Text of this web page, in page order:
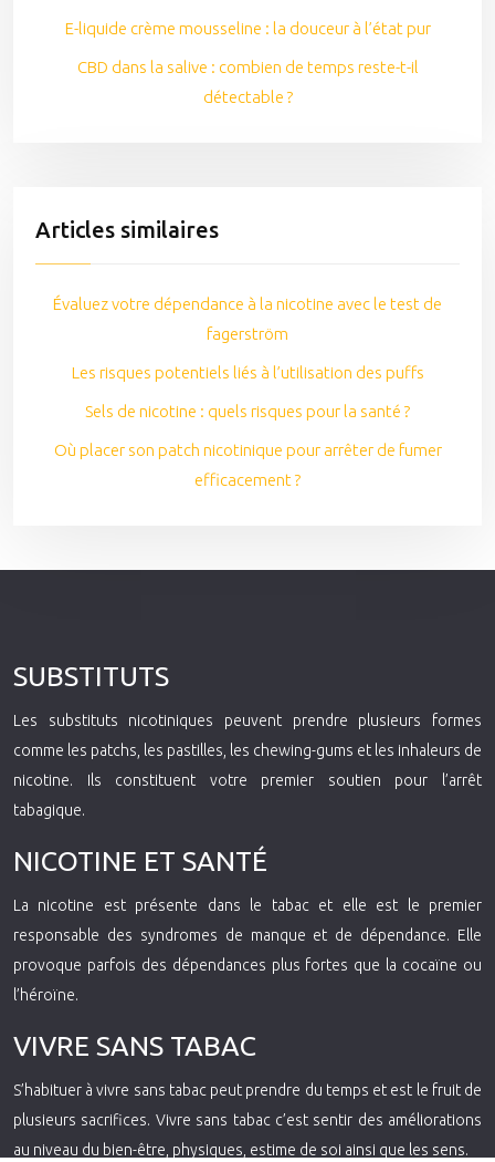
E-liquide crème mousseline : la douceur à l’état pur
CBD dans la salive : combien de temps reste-t-il
détectable ?
Articles similaires
Évaluez votre dépendance à la nicotine avec le test de
fagerström
Les risques potentiels liés à l’utilisation des puffs
Sels de nicotine : quels risques pour la santé ?
Où placer son patch nicotinique pour arrêter de fumer
efficacement ?
SUBSTITUTS
Les substituts nicotiniques peuvent prendre plusieurs formes
comme les patchs, les pastilles, les chewing-gums et les inhaleurs de
nicotine. Ils constituent votre premier soutien pour l’arrêt
tabagique.
NICOTINE ET SANTÉ
La nicotine est présente dans le tabac et elle est le premier
responsable des syndromes de manque et de dépendance. Elle
provoque parfois des dépendances plus fortes que la cocaïne ou
l’héroïne.
VIVRE SANS TABAC
S’habituer à vivre sans tabac peut prendre du temps et est le fruit de
plusieurs sacrifices. Vivre sans tabac c’est sentir des améliorations
au niveau du bien-être, physiques, estime de soi ainsi que les sens.